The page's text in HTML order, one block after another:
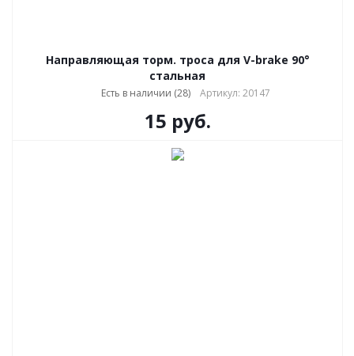
Направляющая торм. троса для V-brake 90°
стальная
Есть в наличии (28) Артикул: 20147
15 руб.